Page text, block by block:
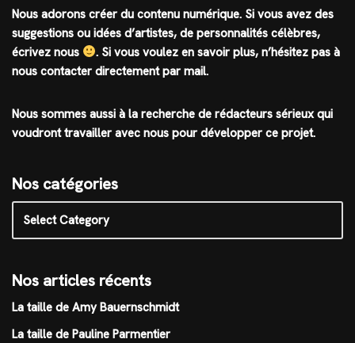
Nous adorons créer du contenu numérique. Si vous avez des
suggestions ou idées d’artistes, de personnalités célèbres,
écrivez nous
. Si vous voulez en savoir plus, n’hésitez pas à
nous contacter directement par mail.
Nous sommes aussi à la recherche de rédacteurs sérieux qui
voudront travailler avec nous pour développer ce projet.
Nos catégories
Nos articles récents
La taille de Amy Bauernschmidt
La taille de Pauline Parmentier